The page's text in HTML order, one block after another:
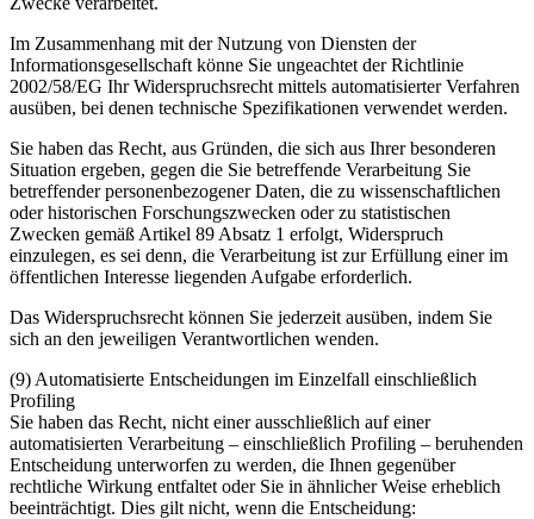
Im Zusammenhang mit der Nutzung von Diensten der
Informationsgesellschaft könne Sie ungeachtet der Richtlinie
2002/58/EG Ihr Widerspruchsrecht mittels automatisierter Verfahren
ausüben, bei denen technische Spezifikationen verwendet werden.
Sie haben das Recht, aus Gründen, die sich aus Ihrer besonderen
Situation ergeben, gegen die Sie betreffende Verarbeitung Sie
betreffender personenbezogener Daten, die zu wissenschaftlichen
oder historischen Forschungszwecken oder zu statistischen
Zwecken gemäß Artikel 89 Absatz 1 erfolgt, Widerspruch
einzulegen, es sei denn, die Verarbeitung ist zur Erfüllung einer im
öffentlichen Interesse liegenden Aufgabe erforderlich.
Das Widerspruchsrecht können Sie jederzeit ausüben, indem Sie
sich an den jeweiligen Verantwortlichen wenden.
(9) Automatisierte Entscheidungen im Einzelfall einschließlich
Profiling
Sie haben das Recht, nicht einer ausschließlich auf einer
automatisierten Verarbeitung – einschließlich Profiling – beruhenden
Entscheidung unterworfen zu werden, die Ihnen gegenüber
rechtliche Wirkung entfaltet oder Sie in ähnlicher Weise erheblich
beeinträchtigt. Dies gilt nicht, wenn die Entscheidung: